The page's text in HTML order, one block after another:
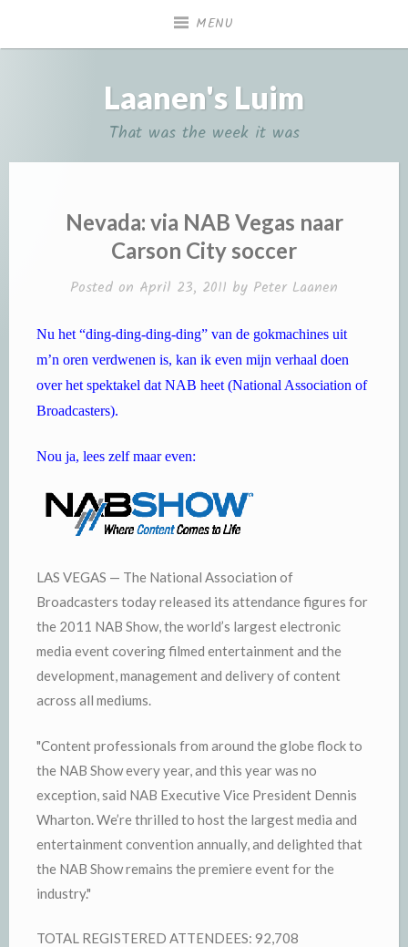
MENU
Laanen's Luim
That was the week it was
Nevada: via NAB Vegas naar
Carson City soccer
Posted on April 23, 2011 by Peter Laanen
Nu het “ding-ding-ding-ding” van de gokmachines uit
m’n oren verdwenen is, kan ik even mijn verhaal doen
over het spektakel dat NAB heet (National Association of
Broadcasters).
Nou ja, lees zelf maar even:
LAS VEGAS — The National Association of
Broadcasters today released its attendance figures for
the 2011 NAB Show, the world’s largest electronic
media event covering filmed entertainment and the
development, management and delivery of content
across all mediums.
"Content professionals from around the globe flock to
the NAB Show every year, and this year was no
exception, said NAB Executive Vice President Dennis
Wharton. We’re thrilled to host the largest media and
entertainment convention annually, and delighted that
the NAB Show remains the premiere event for the
industry."
TOTAL REGISTERED ATTENDEES: 92,708